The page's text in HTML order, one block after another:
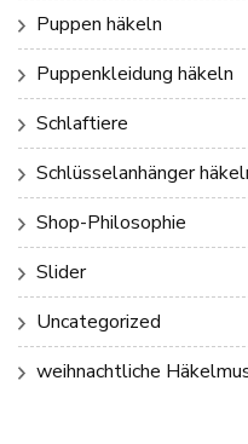
Puppen häkeln
Puppenkleidung häkeln
Schlaftiere
Schlüsselanhänger
Shop-Philosophie
Slider
Uncategorized
weihnachtliche